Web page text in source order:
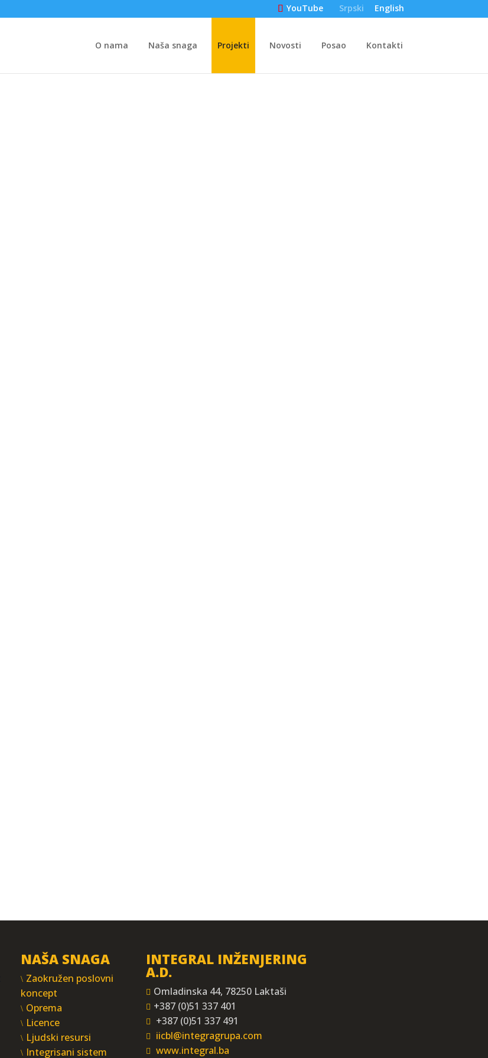
YouTube Srpski English
O nama Naša snaga Projekti Novosti Posao Kontakti
NAŠA SNAGA
Zaokružen poslovni
koncept
Oprema
Licence
Ljudski resursi
Integrisani sistem
INTEGRAL INŽENJERING
A.D.
Omladinska 44, 78250 Laktaši
+387 (0)51 337 401
+387 (0)51 337 491
iicbl@integragrupa.com
www.integral.ba